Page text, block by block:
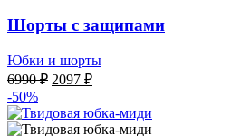
Шорты с защипами
Юбки и шорты
6990₽ Первоначальная
составляла
6990 ₽.
2097 ₽Текущая
2097 ₽.
-50%